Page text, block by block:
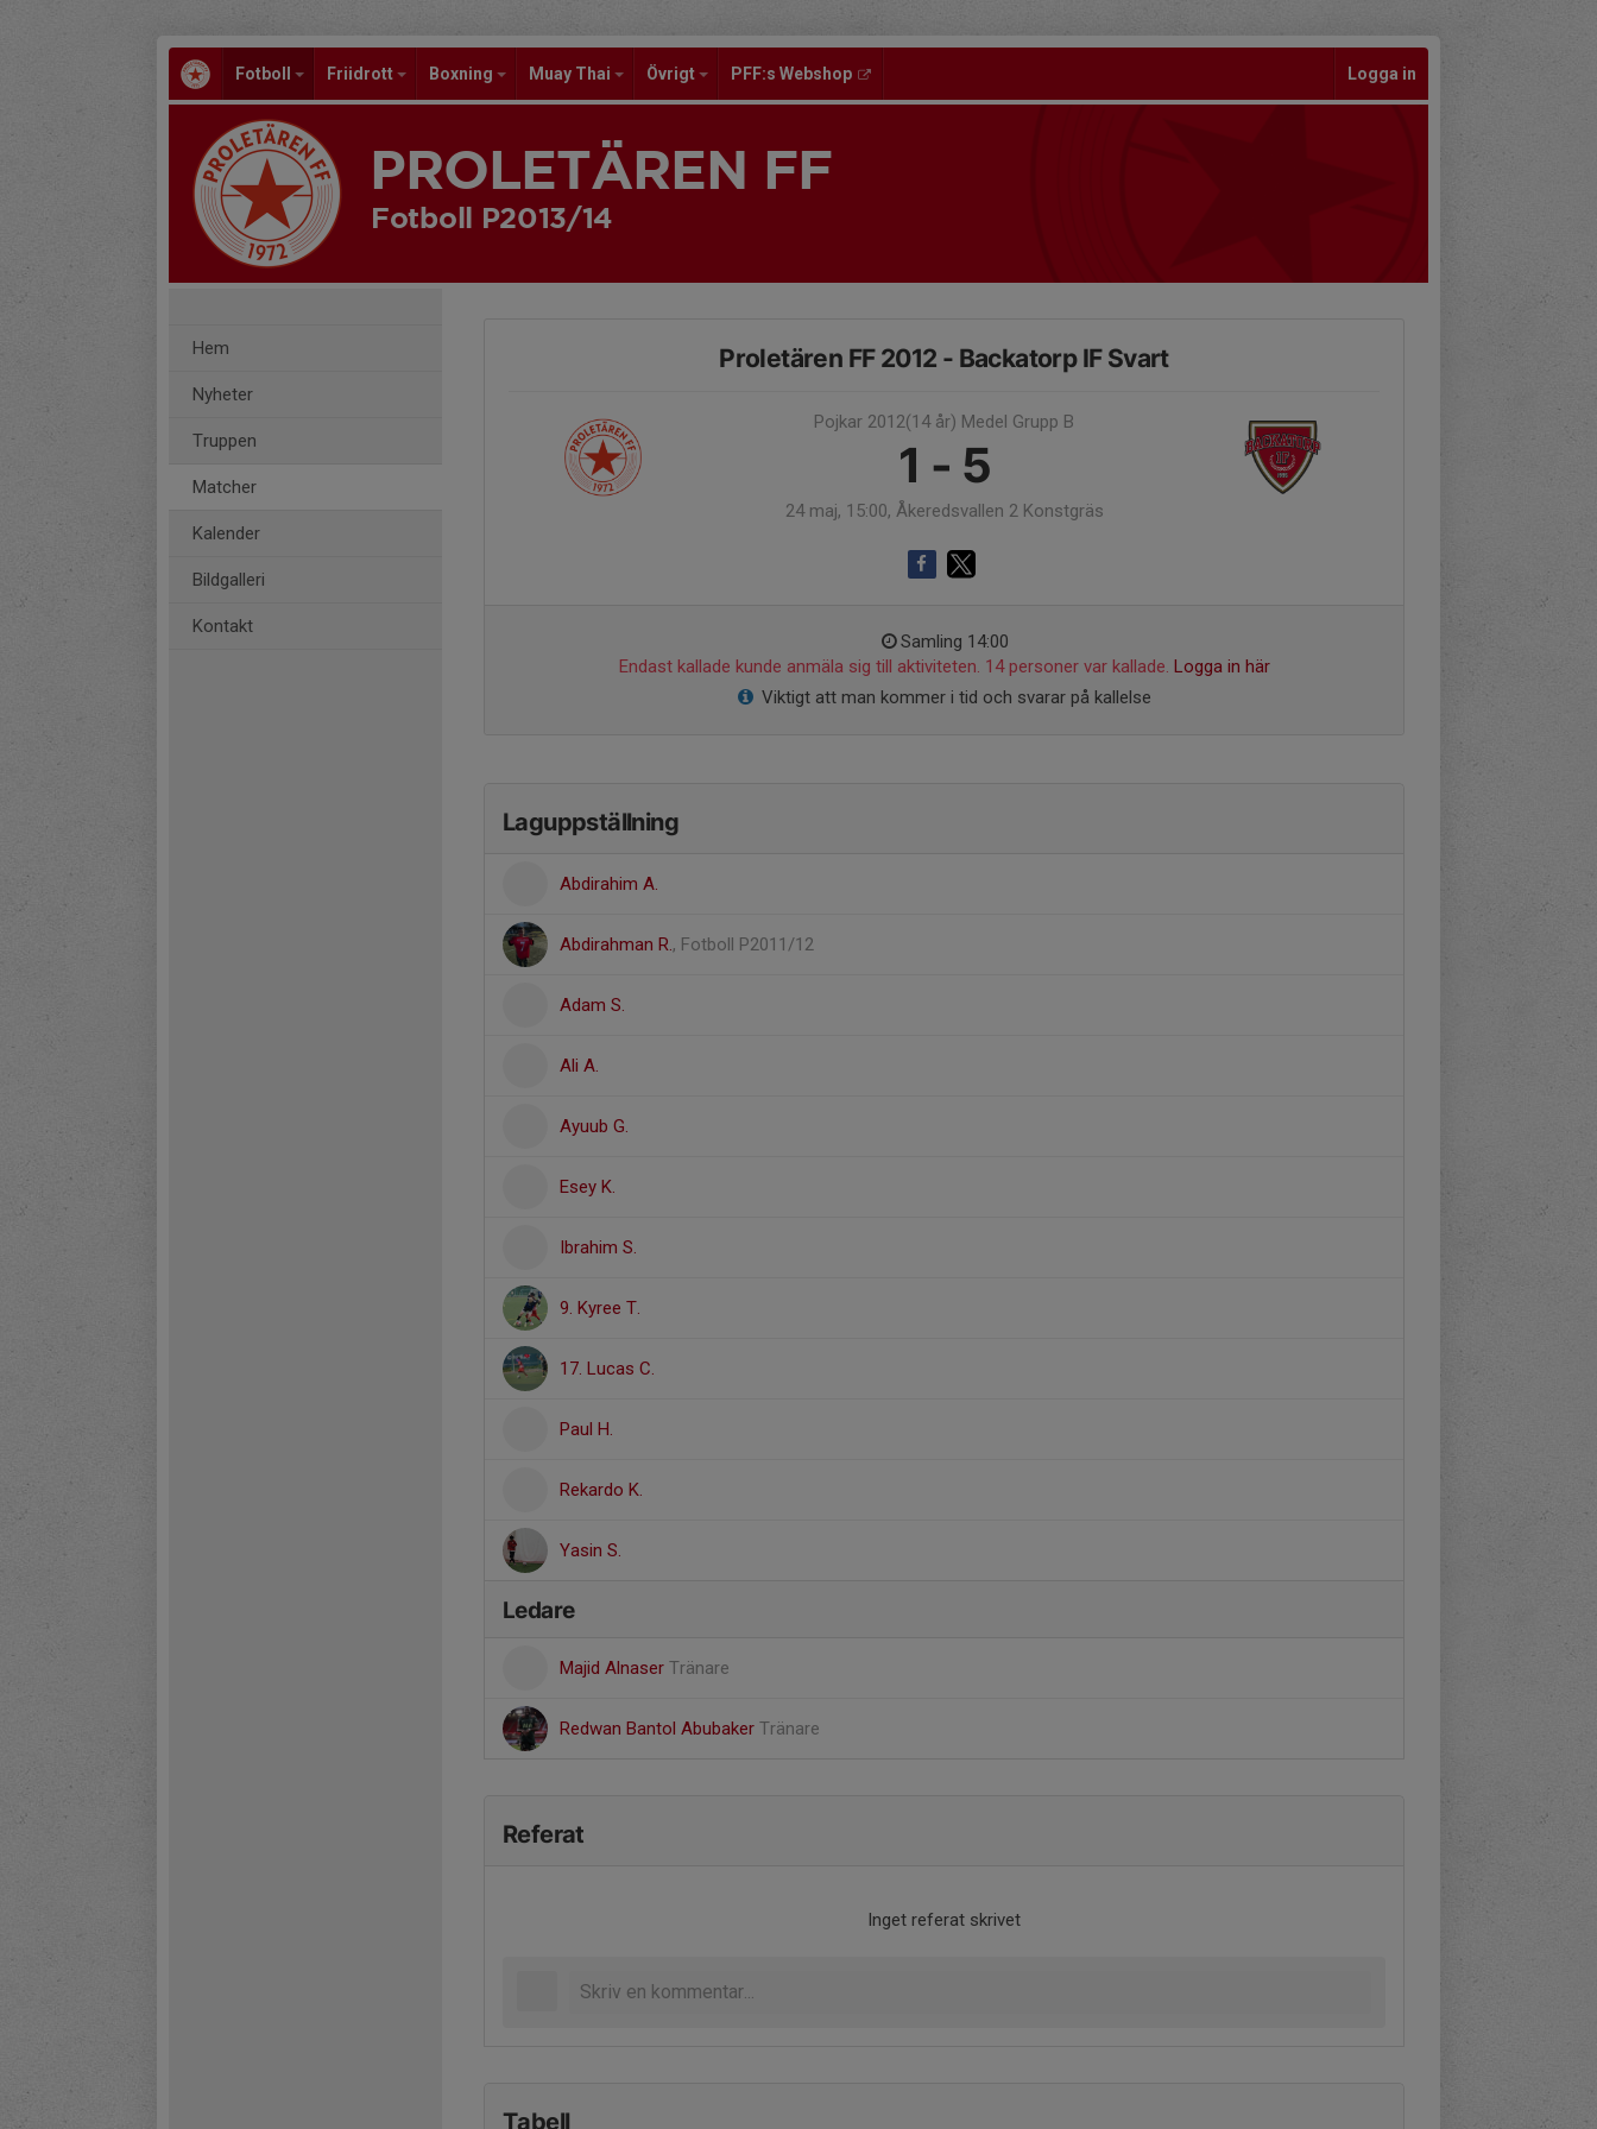
Fotboll Friidrott Boxning Muay Thai Övrigt PFF:s Webshop Logga in
PROLETÄREN FF
Fotboll P2013/14
Hem
Nyheter
Truppen
Matcher
Kalender
Bildgalleri
Kontakt
Proletären FF 2012 - Backatorp IF Svart
Pojkar 2012(14 år) Medel Grupp B
1 - 5
24 maj, 15:00, Åkeredsvallen 2 Konstgräs
Samling 14:00
Endast kallade kunde anmäla sig till aktiviteten. 14 personer var kallade. Logga in här
Viktigt att man kommer i tid och svarar på kallelse
Laguppställning
Abdirahim A.
Abdirahman R., Fotboll P2011/12
Adam S.
Ali A.
Ayuub G.
Esey K.
Ibrahim S.
9. Kyree T.
17. Lucas C.
Paul H.
Rekardo K.
Yasin S.
Ledare
Majid Alnaser Tränare
Redwan Bantol Abubaker Tränare
Referat
Inget referat skrivet
Tabell